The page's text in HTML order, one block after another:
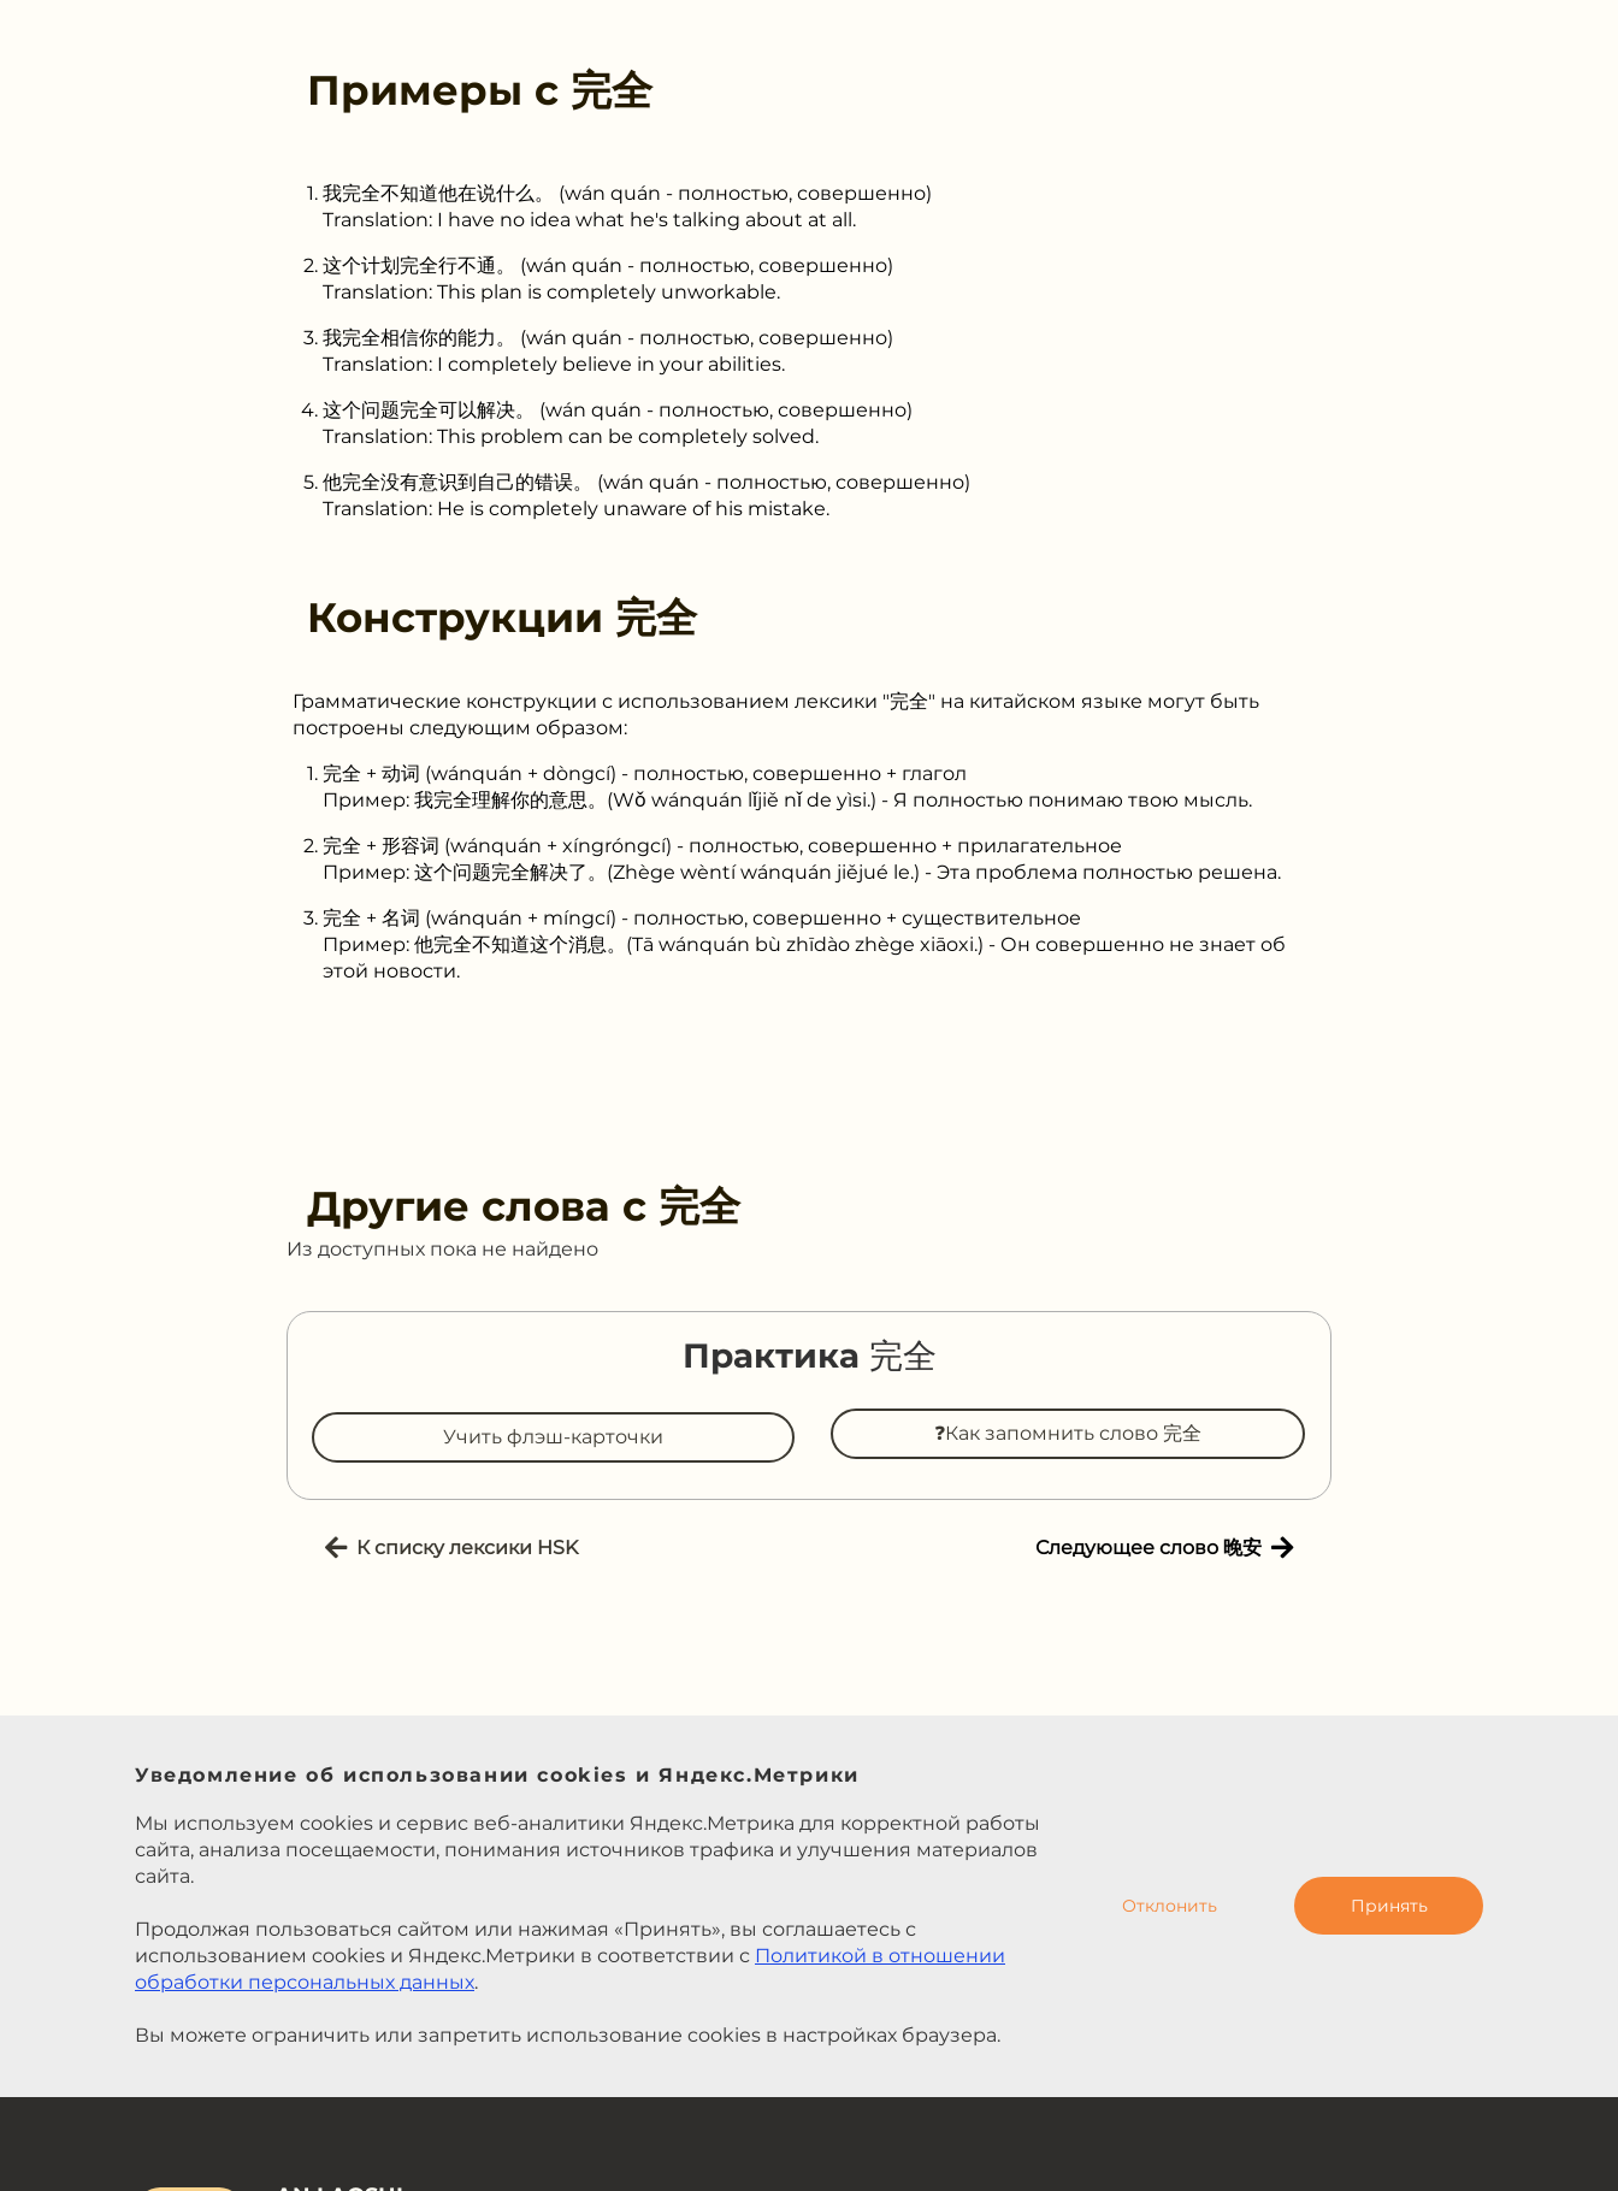
Примеры с 完全
我完全不知道他在说什么。 (wán quán - полностью, совершенно)
Translation: I have no idea what he's talking about at all.
这个计划完全行不通。 (wán quán - полностью, совершенно)
Translation: This plan is completely unworkable.
我完全相信你的能力。 (wán quán - полностью, совершенно)
Translation: I completely believe in your abilities.
这个问题完全可以解决。 (wán quán - полностью, совершенно)
Translation: This problem can be completely solved.
他完全没有意识到自己的错误。 (wán quán - полностью, совершенно)
Translation: He is completely unaware of his mistake.
Конструкции 完全
Грамматические конструкции с использованием лексики "完全" на китайском языке могут быть
построены следующим образом:
完全 + 动词 (wánquán + dòngcí) - полностью, совершенно + глагол
Пример: 我完全理解你的意思。(Wǒ wánquán lǐjiě nǐ de yìsi.) - Я полностью понимаю твою мысль.
完全 + 形容词 (wánquán + xíngróngcí) - полностью, совершенно + прилагательное
Пример: 这个问题完全解决了。(Zhège wèntí wánquán jiějué le.) - Эта проблема полностью решена.
完全 + 名词 (wánquán + míngcí) - полностью, совершенно + существительное
Пример: 他完全不知道这个消息。(Tā wánquán bù zhīdào zhège xiāoxi.) - Он совершенно не знает об
этой новости.
Другие слова с 完全
Из доступных пока не найдено
Практика 完全
Учить флэш-карточки ❓Как запомнить слово 完全
К списку лексики HSK Следующее слово 晚安
Уведомление об использовании cookies и Яндекс.Метрики
Мы используем cookies и сервис веб-аналитики Яндекс.Метрика для корректной работы
сайта, анализа посещаемости, понимания источников трафика и улучшения материалов
сайта.
Продолжая пользоваться сайтом или нажимая «Принять», вы соглашаетесь с
использованием cookies и Яндекс.Метрики в соответствии с Политикой в отношении
обработки персональных данных.
Вы можете ограничить или запретить использование cookies в настройках браузера.
Отклонить Принять